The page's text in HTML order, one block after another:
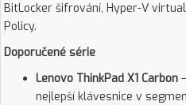
BitLocker šifrování, Hyper-V
Policy.
Doporučené série
Lenovo ThinkPad X1 Carbon
nejlepší klávesnice v